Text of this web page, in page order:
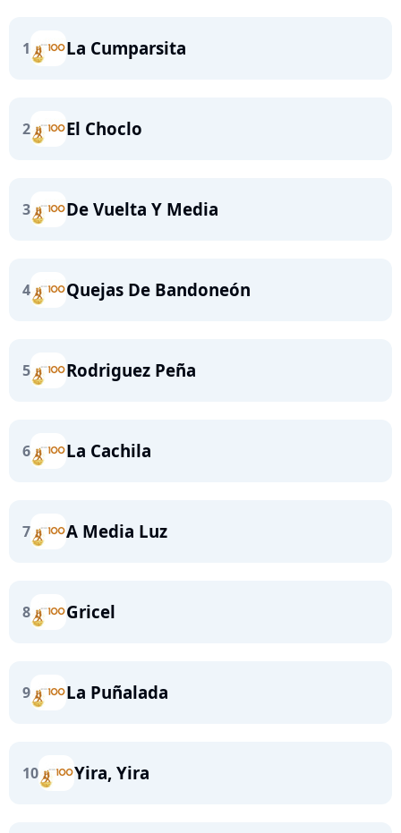
1 La Cumparsita
2 El Choclo
3 De Vuelta Y Media
4 Quejas De Bandoneón
5 Rodriguez Peña
6 La Cachila
7 A Media Luz
8 Gricel
9 La Puñalada
10 Yira, Yira